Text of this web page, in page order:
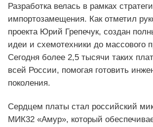
Разработка велась в рамках
импортозамещения. Как отметил
проекта Юрий Грепечук, создан
идеи и схемотехники до массового
Сегодня более 2,5 тысячи таких
всей России, помогая готовить
поколения.
Сердцем платы стал российский
МИК32 «Амур», который